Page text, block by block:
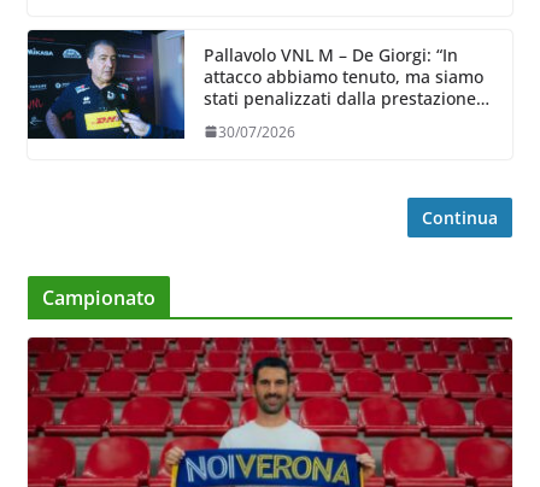
Pallavolo VNL M – De Giorgi: “In
attacco abbiamo tenuto, ma siamo
stati penalizzati dalla prestazione
in ricezione, è la prima volta”
30/07/2026
Continua
Campionato